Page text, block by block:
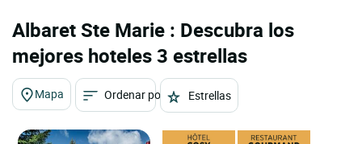
Albaret Ste Marie : Descubra los
mejores hoteles 3 estrellas
Mapa Ordenar por Estrellas